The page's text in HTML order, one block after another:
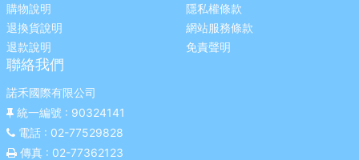
廠商電話：0800-221-627
食品業者登錄字號：A-170474901-00000-0
投保產品責任險字號：國泰產險1516字第
05PD02451號
食用方式:1~12歲每日1包，12歲以上每日2包，食
用後請多喝開水。可依喜好混入果汁或35ﾟC以下的
食品中，有助於輔助食用。請避免咬破晶球，以維持
益菌活性。
購物說明
退換貨說明
退款說明
隱私權條款
網站服務條款
免責聲明
聯絡我們
諾禾國際有限公司
統一編號 : 90324141
電話: 02-77529828
傳真: 02-77362123